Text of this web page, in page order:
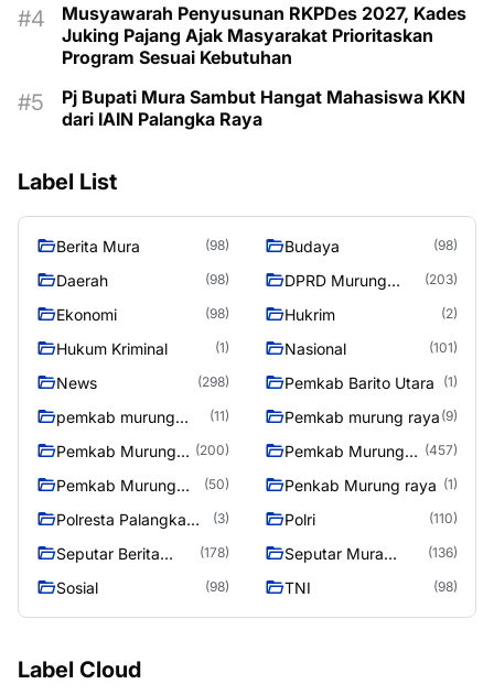
Musyawarah Penyusunan RKPDes 2027, Kades
Juking Pajang Ajak Masyarakat Prioritaskan
Program Sesuai Kebutuhan
Pj Bupati Mura Sambut Hangat Mahasiswa KKN
dari IAIN Palangka Raya
Label List
Berita Mura (98) Budaya (98)
Daerah (98)
DPRD Murung
(203)
Ekonomi (98) Hukrim (2)
Hukum Kriminal (1) Nasional (101)
News (298) Pemkab Barito Utara (1)
pemkab murung
(11) Pemkab murung raya (9)
Pemkab Murung
(200)
Pemkab Murung
(457)
Pemkab Murung
(50) Penkab Murung raya (1)
Polresta Palangka
(3) Polri (110)
Seputar Berita
(178)
Seputar Mura
(136)
Sosial (98) TNI (98)
Label Cloud